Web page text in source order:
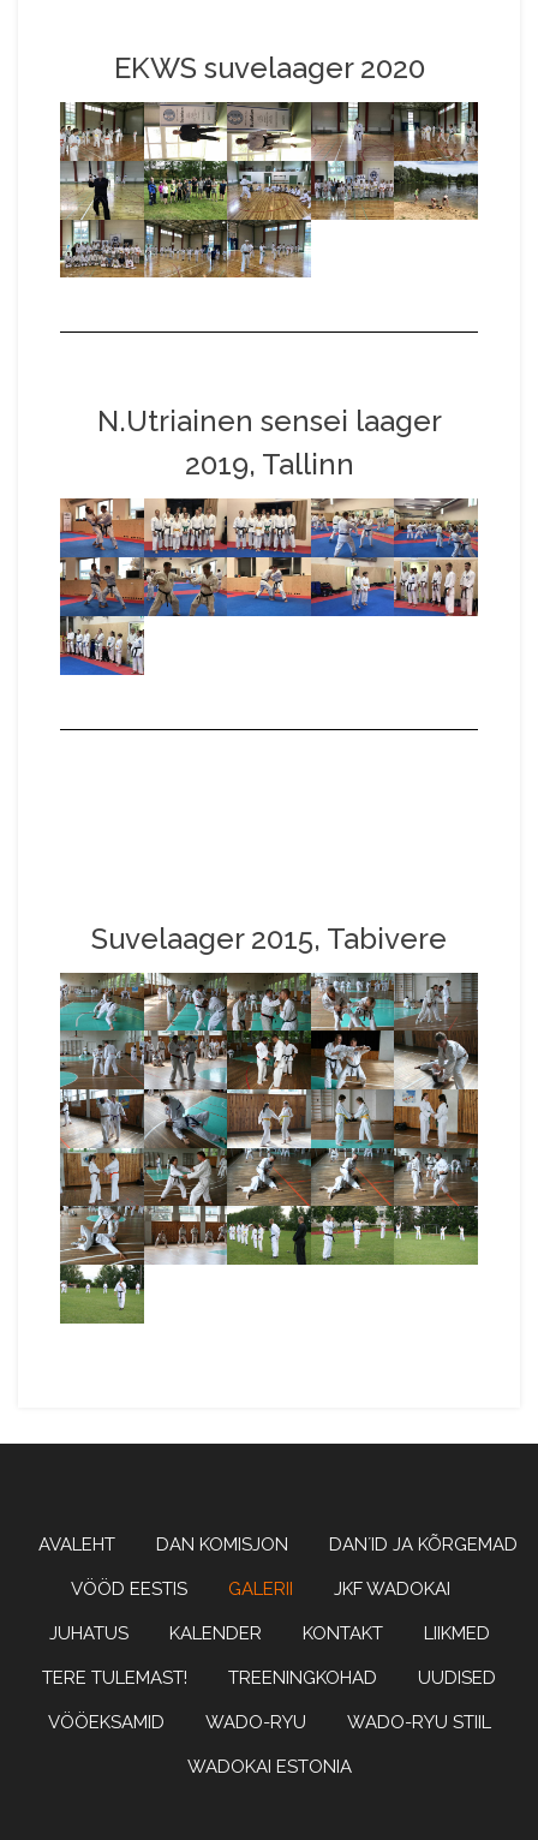
EKWS suvelaager 2020
N.Utriainen sensei laager
2019, Tallinn
Suvelaager 2015, Tabivere
WADOKAI
ESTONIA
AVALEHT DAN KOMISJON DAN´ID JA KÕRGEMAD
VÖÖD EESTIS GALERII JKF WADOKAI
JUHATUS KALENDER KONTAKT LIIKMED
TERE TULEMAST! TREENINGKOHAD UUDISED
VÖÖEKSAMID WADO-RYU WADO-RYU STIIL
WADOKAI ESTONIA